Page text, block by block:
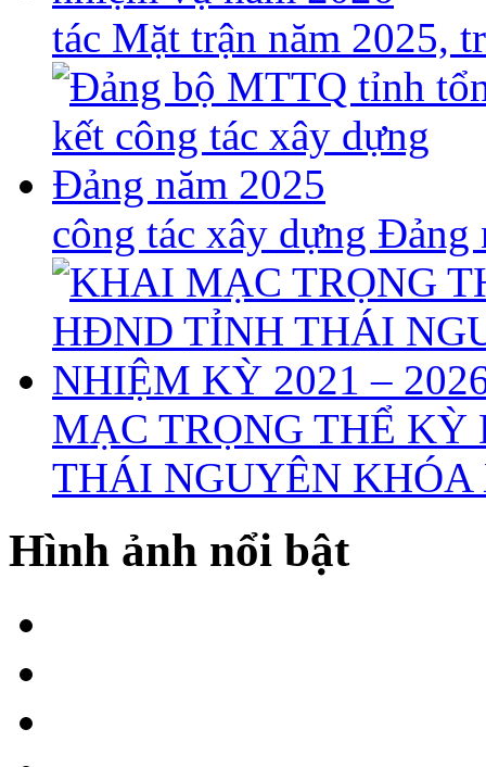
tác Mặt trận năm 2025,
công tác xây dựng Đảng
MẠC TRỌNG THỂ
THÁI NGUYÊN KHÓA
Hình ảnh nổi bật